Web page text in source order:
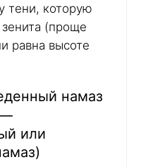
тени, которую
(проще
равна высоте
намаз
—
или